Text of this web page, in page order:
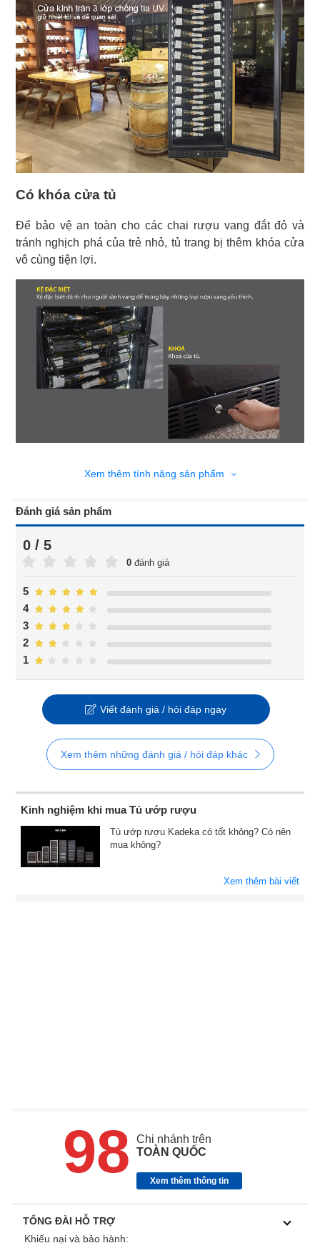
Có khóa cửa tủ
Để bảo vệ an toàn cho các chai rượu vang đắt đỏ và
tránh nghịch phá của trẻ nhỏ, tủ trang bị thêm khóa cửa
vô cùng tiện lợi.
Xem thêm tính năng sản phẩm
Đánh giá sản phẩm
0 / 5
0 đánh giá
1
2
3
4
5
Viết đánh giá / hỏi đáp ngay
Xem thêm những đánh giá / hỏi đáp khác
Kinh nghiệm khi mua Tủ ướp rượu
Tủ ướp rượu Kadeka có tốt không? Có nên
mua không?
Xem thêm bài viết
98
Chi nhánh trên
TOÀN QUỐC
Xem thêm thông tin
TỔNG ĐÀI HỖ TRỢ
Khiếu nại và bảo hành: